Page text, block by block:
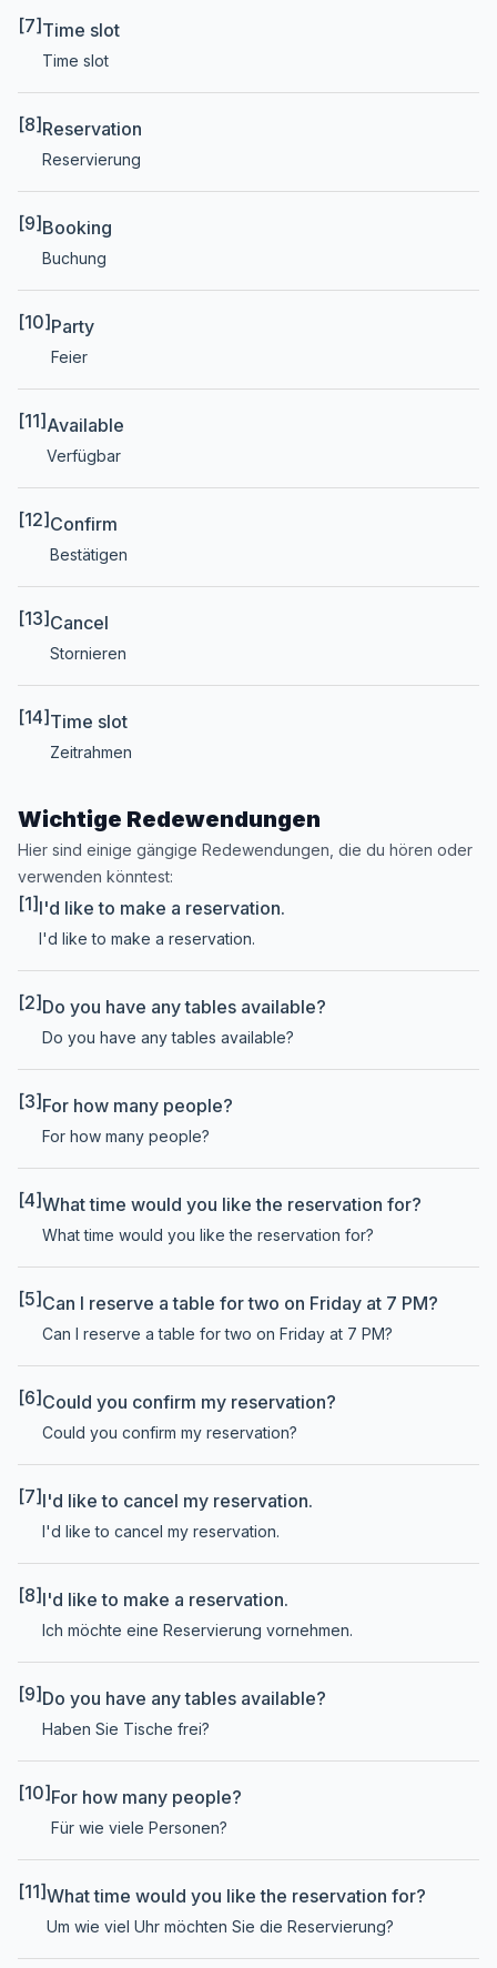
[7] Time slot
Time slot
[8] Reservation
Reservierung
[9] Booking
Buchung
[10] Party
Feier
[11] Available
Verfügbar
[12] Confirm
Bestätigen
[13] Cancel
Stornieren
[14] Time slot
Zeitrahmen
Wichtige Redewendungen
Hier sind einige gängige Redewendungen, die du hören oder
verwenden könntest:
[1] I'd like to make a reservation.
I'd like to make a reservation.
[2] Do you have any tables available?
Do you have any tables available?
[3] For how many people?
For how many people?
[4]What time would you like the reservation for?
What time would you like the reservation for?
[5] Can I reserve a table for two on Friday at 7 PM?
Can I reserve a table for two on Friday at 7 PM?
[6] Could you confirm my reservation?
Could you confirm my reservation?
[7] I'd like to cancel my reservation.
I'd like to cancel my reservation.
[8] I'd like to make a reservation.
Ich möchte eine Reservierung vornehmen.
[9] Do you have any tables available?
Haben Sie Tische frei?
[10] For how many people?
Für wie viele Personen?
[11]What time would you like the reservation for?
Um wie viel Uhr möchten Sie die Reservierung?